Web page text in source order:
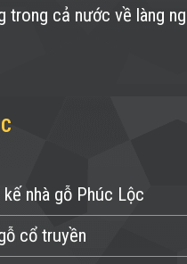
trong cả nước về làng
nhà gỗ Phúc Lộc
cổ truyền